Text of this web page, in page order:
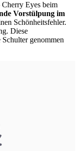
Eyes beim
Vorstülpung im
Schönheitsfehler.
Diese
genommen